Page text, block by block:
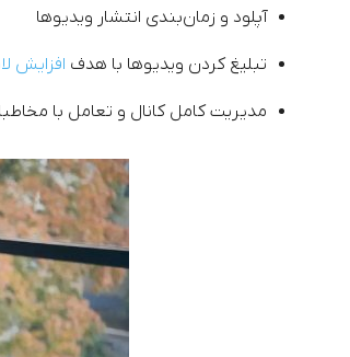
آپلود و زمان‌بندی انتشار ویدیوها
تبلیغ کردن ویدیوها با هدف افزایش
مدیریت کامل کانال و تعامل با